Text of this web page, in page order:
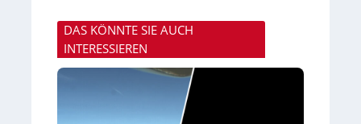
n
y
s
t
a
e
r
t
2
7
t
n
r
DAS KÖNNTE SIE AUCH
INTERESSIEREN